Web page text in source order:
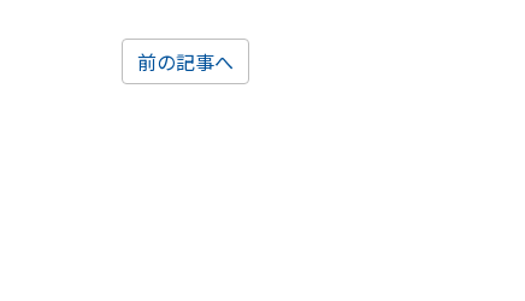
前の記事へ